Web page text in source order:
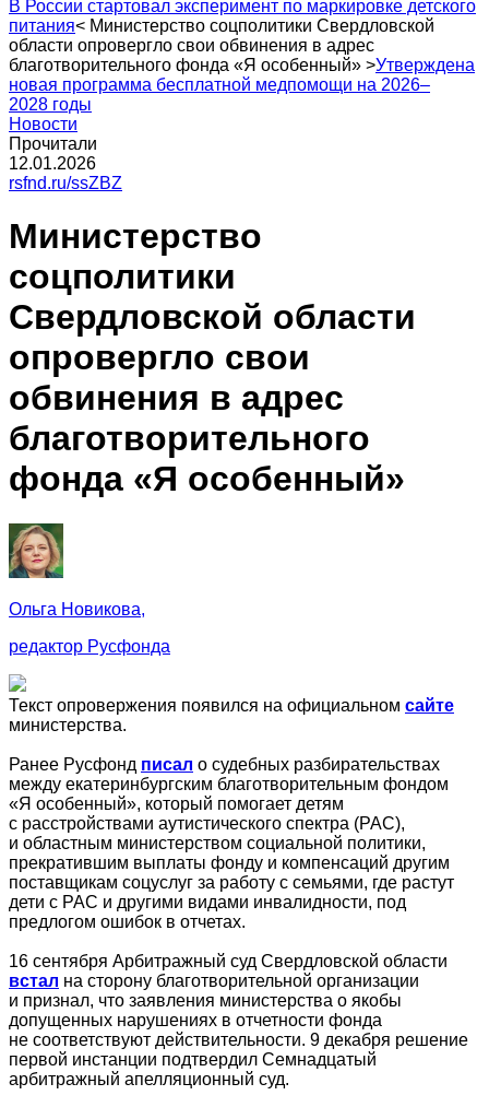
В России стартовал эксперимент по маркировке детского
питания< Министерство соцполитики Свердловской
области опровергло свои обвинения в адрес
благотворительного фонда «Я особенный» >Утверждена
новая программа бесплатной медпомощи на 2026–
2028 годы
Новости
Прочитали
12.01.2026
rsfnd.ru/ssZBZ
Министерство
соцполитики
Свердловской области
опровергло свои
обвинения в адрес
благотворительного
фонда «Я особенный»
Ольга Новикова,
редактор Русфонда
Текст опровержения появился на официальном сайте
министерства.
Ранее Русфонд писал о судебных разбирательствах
между екатеринбургским благотворительным фондом
«Я особенный», который помогает детям
с расстройствами аутистического спектра (РАС),
и областным министерством социальной политики,
прекратившим выплаты фонду и компенсаций другим
поставщикам соцуслуг за работу с семьями, где растут
дети с РАС и другими видами инвалидности, под
предлогом ошибок в отчетах.
16 сентября Арбитражный суд Свердловской области
встал на сторону благотворительной организации
и признал, что заявления министерства о якобы
допущенных нарушениях в отчетности фонда
не соответствуют действительности. 9 декабря решение
первой инстанции подтвердил Семнадцатый
арбитражный апелляционный суд.